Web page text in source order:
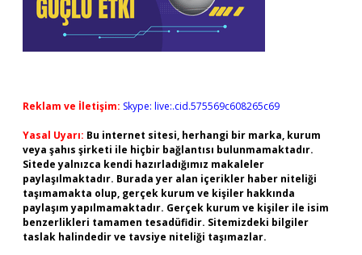
Reklam ve İletişim: Skype: live:.cid.575569c608265c69
Yasal Uyarı: Bu internet sitesi, herhangi bir marka, kurum
veya şahıs şirketi ile hiçbir bağlantısı bulunmamaktadır.
Sitede yalnızca kendi hazırladığımız makaleler
paylaşılmaktadır. Burada yer alan içerikler haber niteliği
taşımamakta olup, gerçek kurum ve kişiler hakkında
paylaşım yapılmamaktadır. Gerçek kurum ve kişiler ile isim
benzerlikleri tamamen tesadüfidir. Sitemizdeki bilgiler
taslak halindedir ve tavsiye niteliği taşımazlar.